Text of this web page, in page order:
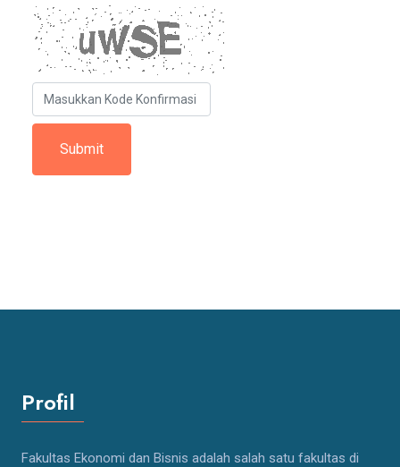
Profil
Fakultas Ekonomi dan Bisnis adalah salah satu fakultas di